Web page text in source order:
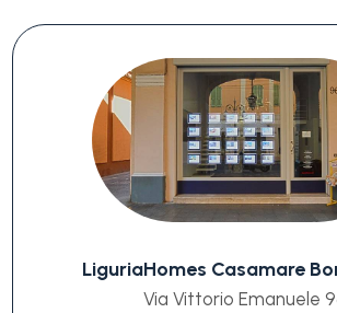
LiguriaHomes Casamare
Via Vittorio Emanuele